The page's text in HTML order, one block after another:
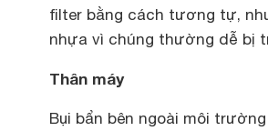
filter bằng cách tương tự,
nhựa vì chúng thường dễ bị
Thân máy
Bụi bẩn bên ngoài môi